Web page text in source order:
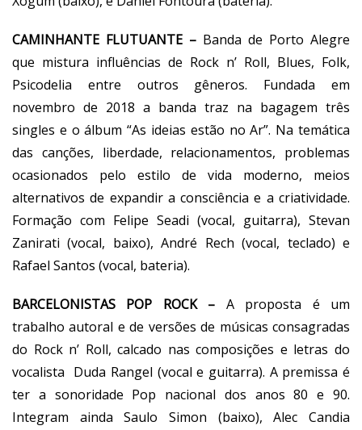
CAMINHANTE FLUTUANTE – Banda de Porto Alegre
que mistura influências de Rock n’ Roll, Blues, Folk,
Psicodelia entre outros gêneros. Fundada em
novembro de 2018 a banda traz na bagagem três
singles e o álbum “As ideias estão no Ar”. Na temática
das canções, liberdade, relacionamentos, problemas
ocasionados pelo estilo de vida moderno, meios
alternativos de expandir a consciência e a criatividade.
Formação com Felipe Seadi (vocal, guitarra), Stevan
Zanirati (vocal, baixo), André Rech (vocal, teclado) e
Rafael Santos (vocal, bateria).
BARCELONISTAS POP ROCK – A proposta é um
trabalho autoral e de versões de músicas consagradas
do Rock n’ Roll, calcado nas composições e letras do
vocalista Duda Rangel (vocal e guitarra). A premissa é
ter a sonoridade Pop nacional dos anos 80 e 90.
Integram ainda Saulo Simon (baixo), Alec Candia